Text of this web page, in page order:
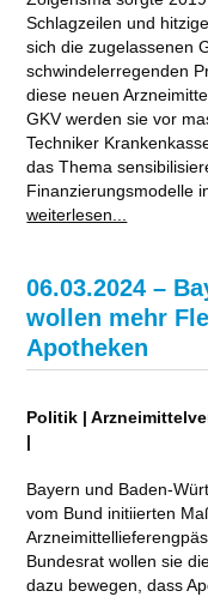
Schlagzeilen und
sich die zugelassenen
schwindelerregenden
diese neuen
GKV werden sie vor
Techniker
das Thema
Finanzierungsmodelle
weiterlesen...
06.03.2024 –
wollen mehr
Apotheken
Politik |
|
Bayern und Baden-
vom Bund initiierten
Bundesrat wollen sie
dazu bewegen, dass